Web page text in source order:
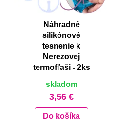
Náhradné
silikónové
tesnenie k
Nerezovej
termofľaši - 2ks
skladom
3,56 €
Do košíka